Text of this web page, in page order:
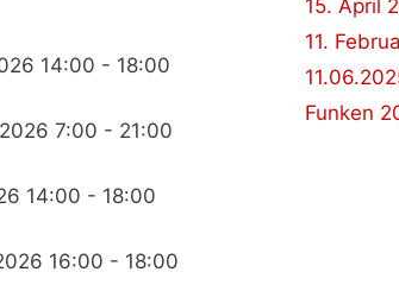
14:00 - 18:00
7:00 - 21:00
14:00 - 18:00
16:00 - 18:00
15. April
11.
Funken